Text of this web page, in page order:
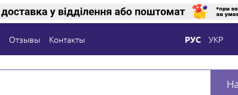
Отзывы Контакты РУС УКР